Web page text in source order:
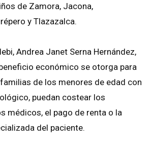
de Zamora, Jacona,
y Tlazazalca.
Andrea Janet Serna Hernández,
económico se otorga para
de los menores de edad con
puedan costear los
médicos, el pago de renta o la
del paciente.